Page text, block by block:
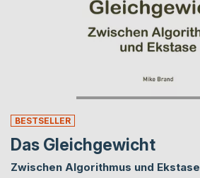
BESTSELLER
Das Gleichgewicht
Zwischen Algorithmus und Ekstase